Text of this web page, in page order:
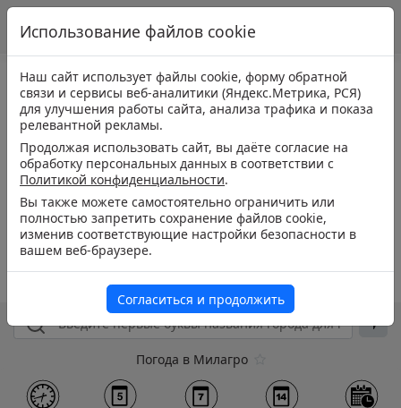
Погода в Милагро
Использование файлов cookie
Наш сайт использует файлы cookie, форму обратной
связи и сервисы веб-аналитики (Яндекс.Метрика, РСЯ)
для улучшения работы сайта, анализа трафика и показа
релевантной рекламы.
Продолжая использовать сайт, вы даёте согласие на
обработку персональных данных в соответствии с
Политикой конфиденциальности.
Вы также можете самостоятельно ограничить или
полностью запретить сохранение файлов cookie,
изменив соответствующие настройки безопасности в
вашем веб-браузере.
Согласиться и продолжить